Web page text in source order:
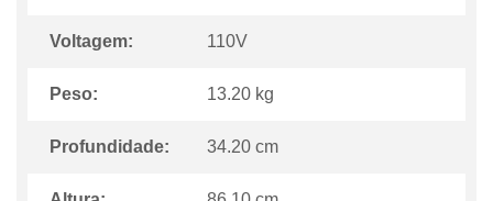
Voltagem: 110V
Peso: 13.20 kg
Profundidade: 34.20 cm